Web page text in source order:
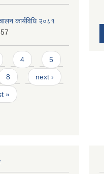
कार्यविधि २०८१
4 5
8 next ›
»